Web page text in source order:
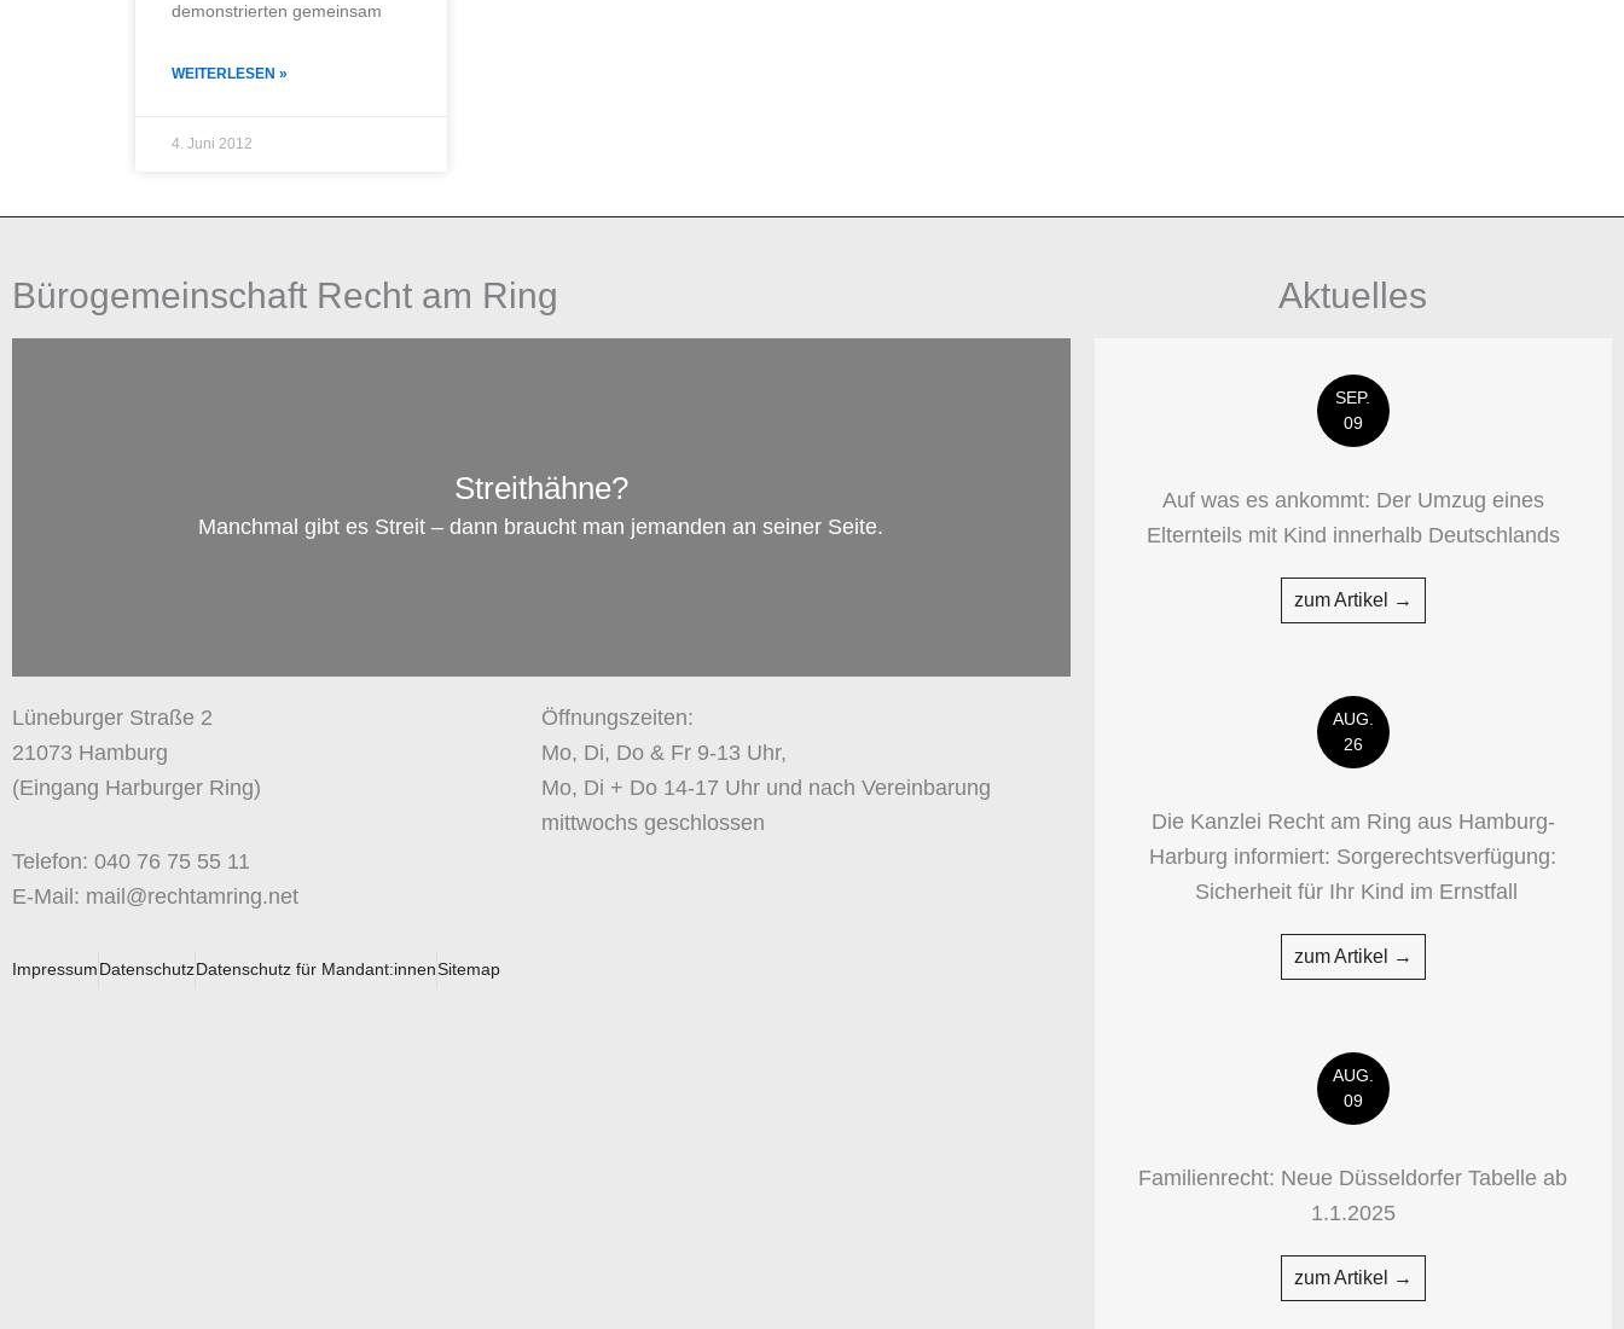
demonstrierten gemeinsam
WEITERLESEN »
4. Juni 2012
Bürogemeinschaft Recht am Ring
Streithähne?
Manchmal gibt es Streit – dann braucht man jemanden an seiner Seite.
Lüneburger Straße 2
21073 Hamburg
(Eingang Harburger Ring)
Telefon: 040 76 75 55 11
E-Mail: mail@rechtamring.net
Öffnungszeiten:
Mo, Di, Do & Fr 9-13 Uhr,
Mo, Di + Do 14-17 Uhr und nach Vereinbarung
mittwochs geschlossen
ImpressumDatenschutzDatenschutz für Mandant:innenSitemap
Aktuelles
SEP.
09
Auf was es ankommt: Der Umzug eines
Elternteils mit Kind innerhalb Deutschlands
zum Artikel →
AUG.
26
Die Kanzlei Recht am Ring aus Hamburg-
Harburg informiert: Sorgerechtsverfügung:
Sicherheit für Ihr Kind im Ernstfall
zum Artikel →
AUG.
09
Familienrecht: Neue Düsseldorfer Tabelle ab
1.1.2025
zum Artikel →